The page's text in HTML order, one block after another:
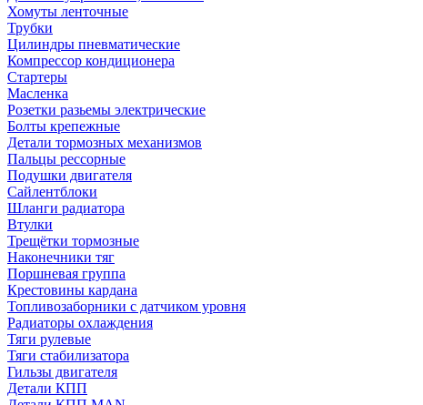
Хомуты ленточные
Трубки
Цилиндры пневматические
Компрессор кондиционера
Стартеры
Масленка
Розетки разьемы электрические
Болты крепежные
Детали тормозных механизмов
Пальцы рессорные
Подушки двигателя
Сайлентблоки
Шланги радиатора
Втулки
Трещётки тормозные
Наконечники тяг
Поршневая группа
Крестовины кардана
Топливозаборники с датчиком уровня
Радиаторы охлаждения
Тяги рулевые
Тяги стабилизатора
Гильзы двигателя
Детали КПП